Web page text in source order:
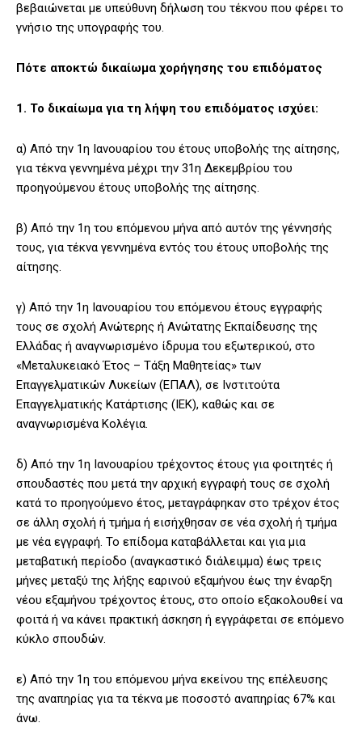
βεβαιώνεται με υπεύθυνη δήλωση του τέκνου που φέρει το
γνήσιο της υπογραφής του.
Πότε αποκτώ δικαίωμα χορήγησης του επιδόματος
1. Το δικαίωμα για τη λήψη του επιδόματος ισχύει:
α) Από την 1η Ιανουαρίου του έτους υποβολής της αίτησης,
για τέκνα γεννημένα μέχρι την 31η Δεκεμβρίου του
προηγούμενου έτους υποβολής της αίτησης.
β) Από την 1η του επόμενου μήνα από αυτόν της γέννησής
τους, για τέκνα γεννημένα εντός του έτους υποβολής της
αίτησης.
γ) Από την 1η Ιανουαρίου του επόμενου έτους εγγραφής
τους σε σχολή Ανώτερης ή Ανώτατης Εκπαίδευσης της
Ελλάδας ή αναγνωρισμένο ίδρυμα του εξωτερικού, στο
«Μεταλυκειακό Έτος – Τάξη Μαθητείας» των
Επαγγελματικών Λυκείων (ΕΠΑΛ), σε Ινστιτούτα
Επαγγελματικής Κατάρτισης (ΙΕΚ), καθώς και σε
αναγνωρισμένα Κολέγια.
δ) Από την 1η Ιανουαρίου τρέχοντος έτους για φοιτητές ή
σπουδαστές που μετά την αρχική εγγραφή τους σε σχολή
κατά το προηγούμενο έτος, μεταγράφηκαν στο τρέχον έτος
σε άλλη σχολή ή τμήμα ή εισήχθησαν σε νέα σχολή ή τμήμα
με νέα εγγραφή. Το επίδομα καταβάλλεται και για μια
μεταβατική περίοδο (αναγκαστικό διάλειμμα) έως τρεις
μήνες μεταξύ της λήξης εαρινού εξαμήνου έως την έναρξη
νέου εξαμήνου τρέχοντος έτους, στο οποίο εξακολουθεί να
φοιτά ή να κάνει πρακτική άσκηση ή εγγράφεται σε επόμενο
κύκλο σπουδών.
ε) Από την 1η του επόμενου μήνα εκείνου της επέλευσης
της αναπηρίας για τα τέκνα με ποσοστό αναπηρίας 67% και
άνω.